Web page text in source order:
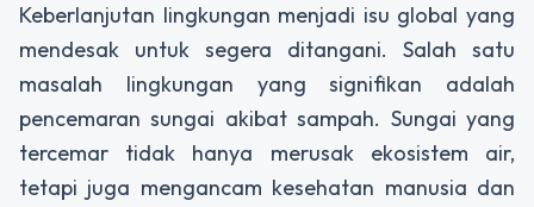
Keberlanjutan lingkungan menjadi isu global yang
mendesak untuk segera ditangani. Salah satu
masalah lingkungan yang signifikan adalah
pencemaran sungai akibat sampah. Sungai yang
tercemar tidak hanya merusak ekosistem air,
tetapi juga mengancam kesehatan manusia dan